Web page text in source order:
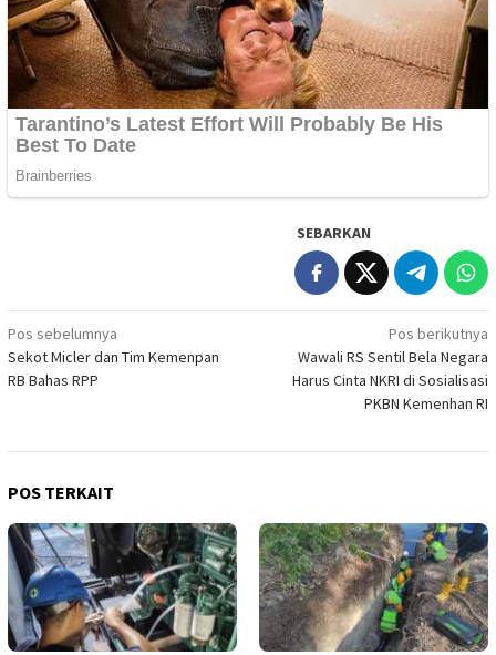
SEBARKAN
Navigasi
pos
Pos sebelumnya
Sekot Micler dan Tim Kemenpan
RB Bahas RPP
Pos berikutnya
Wawali RS Sentil Bela Negara
Harus Cinta NKRI di Sosialisasi
PKBN Kemenhan RI
POS TERKAIT